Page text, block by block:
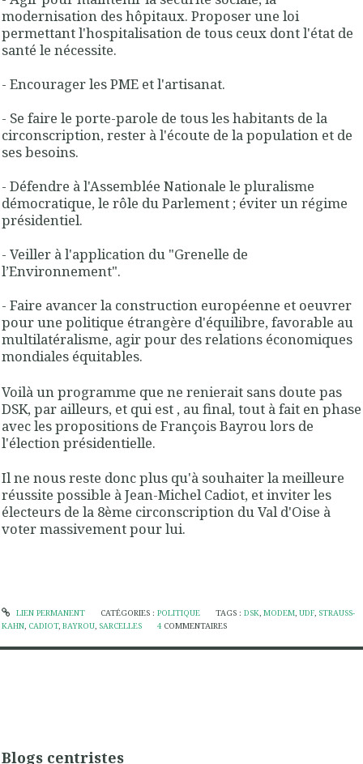
Blogs centristes
modernisation des hôpitaux. Proposer une loi
permettant l'hospitalisation de tous ceux dont l'état de
santé le nécessite.
- Encourager les PME et l'artisanat.
- Se faire le porte-parole de tous les habitants de la
circonscription, rester à l'écoute de la population et de
ses besoins.
- Défendre à l'Assemblée Nationale le pluralisme
démocratique, le rôle du Parlement ; éviter un régime
présidentiel.
- Veiller à l'application du "Grenelle de
l’Environnement".
- Faire avancer la construction européenne et oeuvrer
pour une politique étrangère d'équilibre, favorable au
multilatéralisme, agir pour des relations économiques
mondiales équitables.
Voilà un programme que ne renierait sans doute pas
DSK, par ailleurs, et qui est , au final, tout à fait en phase
avec les propositions de François Bayroulors de
l'élection présidentielle.
Il ne nous reste donc plus qu'à souhaiter la meilleure
réussite possible à Jean-Michel Cadiot, et inviter les
électeurs de la 8ème circonscription du Val d'Oise à
voter massivement pour lui.
LIEN PERMANENT CATÉGORIES : POLITIQUE TAGS :DSK,MODEM,UDF, STRAUSS-
KAHN, CADIOT, BAYROU, SARCELLES 4 COMMENTAIRES